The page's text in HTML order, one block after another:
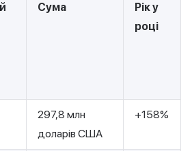
Сума
Рік у
році
297,8 млн
доларів США
+158%